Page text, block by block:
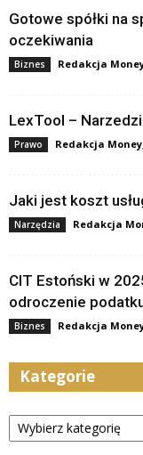
Gotowe spółki na
oczekiwania
Biznes Redakcja
LexTool –
Prawo Redakcja
Jaki jest koszt
Narzędzia Redakcja
CIT Estoński w
odroczenie
Biznes Redakcja
Kategorie
Kategorie